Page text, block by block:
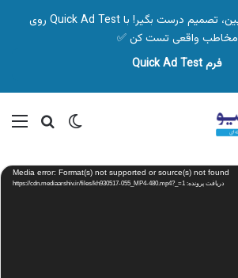
🎯 قبل از شروع کمپین، تصمیم درست بگیر! با Quick Ad Test روی
مخاطب واقعی تست کن ✅
فرم Quick Ad Test
تغییر پوسته
Media error: Format(s) not supported or source(s) not found
دریافت پرونده: https://cdn.mediaarshiv.ir/files/kh930517-055_MP4-480.mp4?_=1